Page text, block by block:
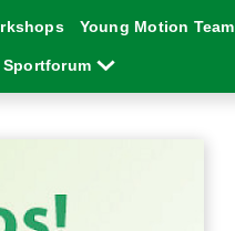
Young Motion Team